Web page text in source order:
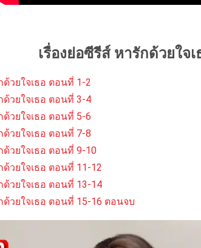
เรื่องย่อซีรีส์ หารักด้วยใจ
ด้วยใจเธอ ตอนที่ 1-2
ด้วยใจเธอ ตอนที่ 3-4
ด้วยใจเธอ ตอนที่ 5-6
ด้วยใจเธอ ตอนที่ 7-8
ด้วยใจเธอ ตอนที่ 9-10
ด้วยใจเธอ ตอนที่ 11-12
ด้วยใจเธอ ตอนที่ 13-14
ด้วยใจเธอ ตอนที่ 15-16 ตอนจบ